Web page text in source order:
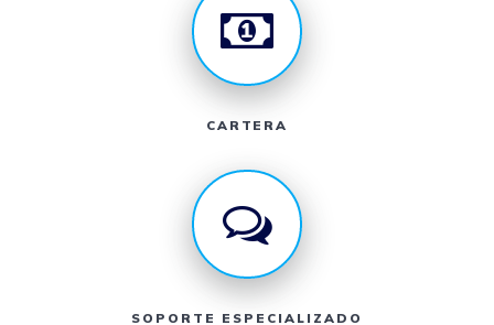
CARTERA
SOPORTE ESPECIALIZADO